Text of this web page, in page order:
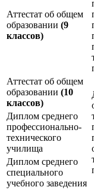
Аттестат об общем
образовании (9
классов)
Аттестат об общем
образовании (10
классов)
Диплом среднего
профессионально-
технического
училища
Диплом среднего
специального
учебного заведения